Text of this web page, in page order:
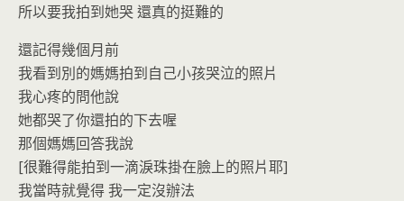
所以要我拍到她哭 還真的挺難的
還記得幾個月前
我看到別的媽媽拍到自己小孩哭泣的照片
我心疼的問他說
她都哭了你還拍的下去喔
那個媽媽回答我說
[很難得能拍到一滴淚珠掛在臉上的照片耶]
我當時就覺得 我一定沒辦法